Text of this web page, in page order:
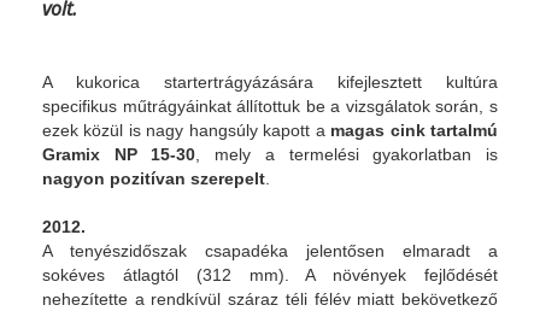
volt.
A kukorica startertrágyázására kifejlesztett kultúra
specifikus műtrágyáinkat állítottuk be a vizsgálatok során, s
ezek közül is nagy hangsúly kapott a magas cink tartalmú
Gramix NP 15-30, mely a termelési gyakorlatban is
nagyon pozitívan szerepelt.
2012.
A tenyészidőszak csapadéka jelentősen elmaradt a
sokéves átlagtól (312 mm). A növények fejlődését
nehezítette a rendkívül száraz téli félév miatt bekövetkező